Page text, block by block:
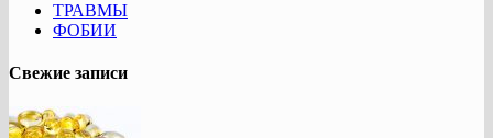
ТРАВМЫ
ФОБИИ
Свежие записи